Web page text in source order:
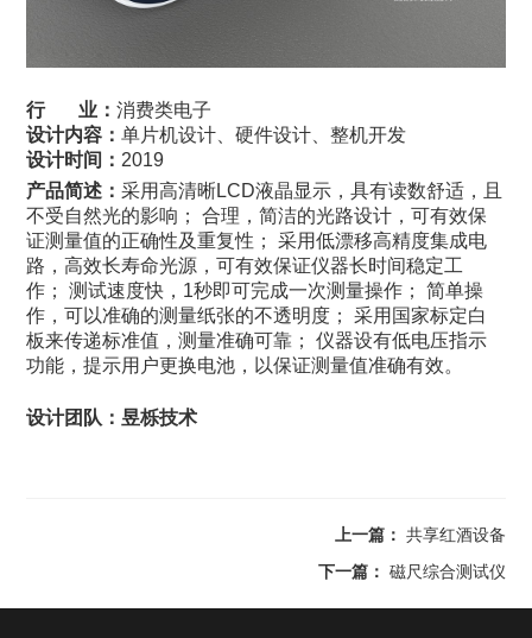
行 业：消费类电子
设计内容：单片机设计、硬件设计、整机开发
设计时间： 2019
产品简述：采用高清晰LCD液晶显示，具有读数舒适，且
不受自然光的影响； 合理，简洁的光路设计，可有效保
证测量值的正确性及重复性； 采用低漂移高精度集成电
路，高效长寿命光源，可有效保证仪器长时间稳定工
作； 测试速度快，1秒即可完成一次测量操作； 简单操
作，可以准确的测量纸张的不透明度； 采用国家标定白
板来传递标准值，测量准确可靠； 仪器设有低电压指示
功能，提示用户更换电池，以保证测量值准确有效。
设计团队：昱栎技术
上一篇： 共享红酒设备
下一篇： 磁尺综合测试仪